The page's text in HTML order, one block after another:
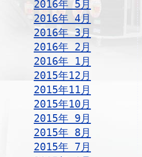
2016年 5月
2016年 4月
2016年 3月
2016年 2月
2016年 1月
2015年12月
2015年11月
2015年10月
2015年 9月
2015年 8月
2015年 7月